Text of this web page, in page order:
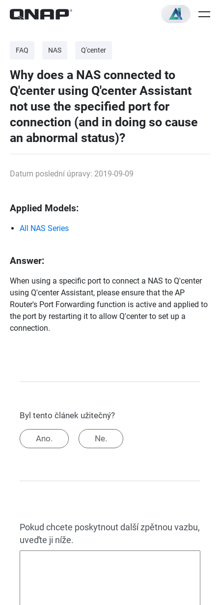
FAQ NAS Q'center
Why does a NAS connected to
Q'center using Q'center Assistant
not use the specified port for
connection (and in doing so cause
an abnormal status)?
Datum poslední úpravy: 2019-09-09
Applied Models:
All NAS Series
Answer:
When using a specific port to connect a NAS to Q'center
using Q'center Assistant, please ensure that the AP
Router's Port Forwarding function is active and applied to
the port by restarting it to allow Q'center to set up a
connection.
Byl tento článek užitečný?
Ano. Ne.
Pokud chcete poskytnout další zpětnou vazbu,
uveďte ji níže.